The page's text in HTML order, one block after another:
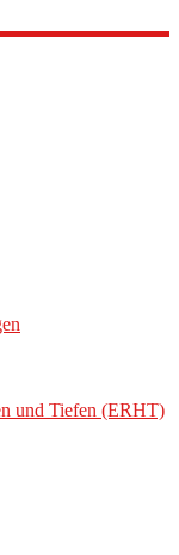
und Tiefen (ERHT)